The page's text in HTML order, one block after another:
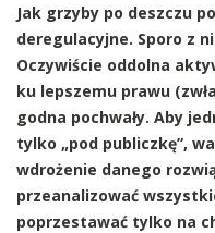
Jak grzyby po deszczu
deregulacyjne. Sporo z
Oczywiście oddolna
ku lepszemu prawu
godna pochwały. Aby
tylko „pod publiczkę”,
wdrożenie danego
przeanalizować
poprzestawać tylko na